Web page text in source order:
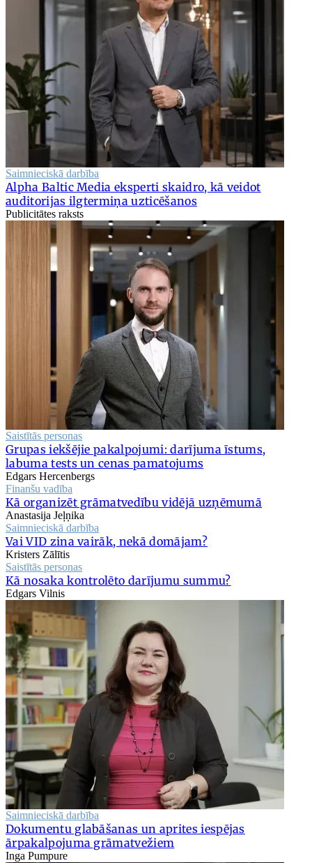
Saimnieciskā darbība
Alpha Baltic Media eksperti skaidro, kā veidot
auditorijas ilgtermiņa uzticēšanos
Publicitātes raksts
Saistītās personas
Grupas iekšējie pakalpojumi: darījuma īstums,
labuma tests un cenas pamatojums
Edgars Hercenbergs
Finanšu vadība
Kā organizēt grāmatvedību vidējā uzņēmumā
Anastasija Jeļņika
Saimnieciskā darbība
Vai VID zina vairāk, nekā domājam?
Kristers Zālītis
Saistītās personas
Kā nosaka kontrolēto darījumu summu?
Edgars Vilnis
Saimnieciskā darbība
Dokumentu glabāšanas un aprites iespējas
ārpakalpojuma grāmatvežiem
Inga Pumpure